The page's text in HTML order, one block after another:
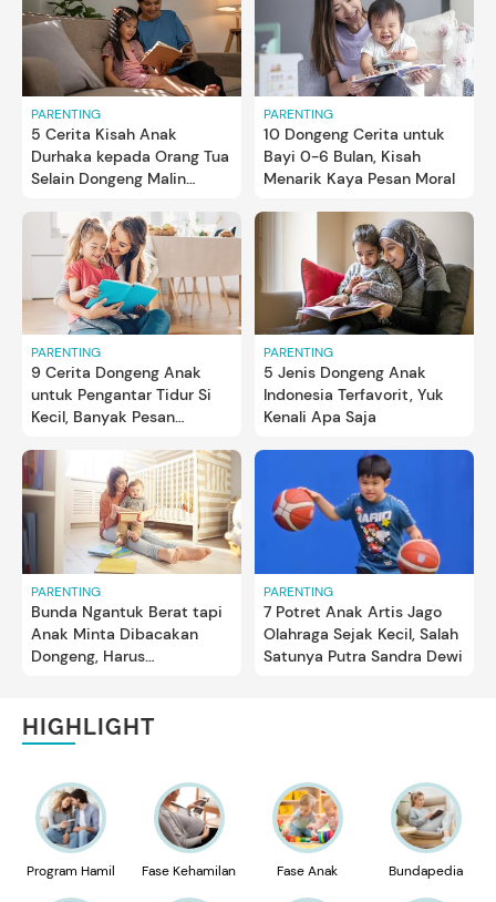
PARENTING
5 Cerita Kisah Anak
Durhaka kepada Orang Tua
Selain Dongeng Malin
PARENTING
10 Dongeng Cerita untuk
Bayi 0-6 Bulan, Kisah
Menarik Kaya Pesan Moral
PARENTING
9 Cerita Dongeng Anak
untuk Pengantar Tidur Si
Kecil, Banyak Pesan
PARENTING
5 Jenis Dongeng Anak
Indonesia Terfavorit, Yuk
Kenali Apa Saja
PARENTING
Bunda Ngantuk Berat tapi
Anak Minta Dibacakan
Dongeng, Harus
PARENTING
7 Potret Anak Artis Jago
Olahraga Sejak Kecil, Salah
Satunya Putra Sandra Dewi
HIGHLIGHT
Program Hamil Fase Kehamilan Fase Anak Bundapedia